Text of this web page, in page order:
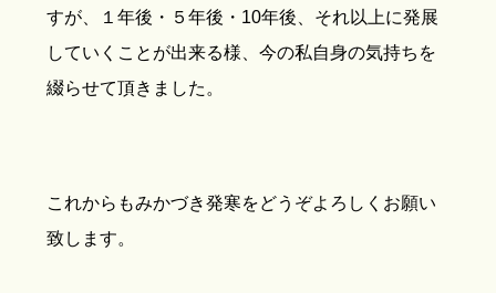
すが、１年後・５年後・10年後、それ以上に発展
していくことが出来る様、今の私自身の気持ちを
綴らせて頂きました。
これからもみかづき発寒をどうぞよろしくお願い
致します。